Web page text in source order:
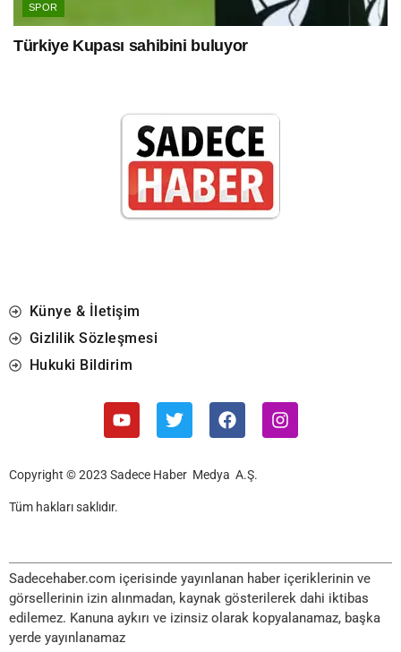
SPOR
Türkiye Kupası sahibini buluyor
Künye & İletişim
Gizlilik Sözleşmesi
Hukuki Bildirim
Copyright © 2023 Sadece Haber Medya A.Ş.
Tüm hakları saklıdır.
Sadecehaber.com içerisinde yayınlanan haber içeriklerinin ve
görsellerinin izin alınmadan, kaynak gösterilerek dahi iktibas
edilemez. Kanuna aykırı ve izinsiz olarak kopyalanamaz, başka
yerde yayınlanamaz